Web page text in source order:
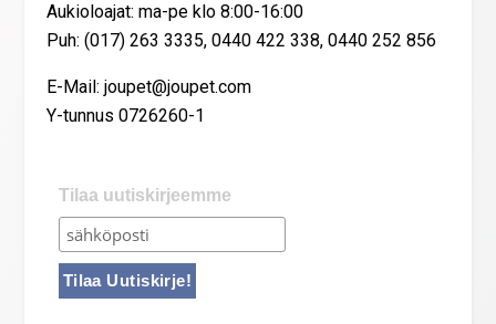
Aukioloajat: ma-pe klo 8:00-16:00
Puh: (017) 263 3335, 0440 422 338, 0440 252 856
E-Mail: joupet@joupet.com
Y-tunnus 0726260-1
Tilaa uutiskirjeemme